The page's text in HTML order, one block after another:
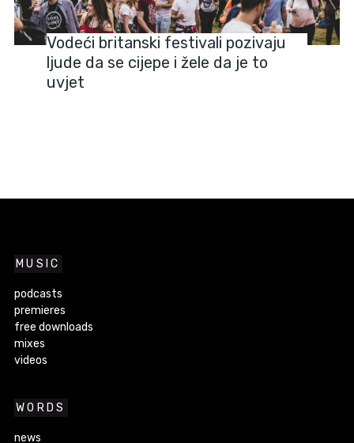
FESTIVALS
Vodeći britanski festivali pozivaju
ljude da se cijepe i žele da je to
uvjet
MUSIC
podcasts
premieres
free downloads
mixes
videos
WORDS
news